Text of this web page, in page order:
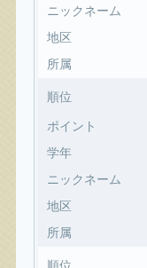
ニックネーム
地区
所属
順位
ポイント
学年
ニックネーム
地区
所属
順位